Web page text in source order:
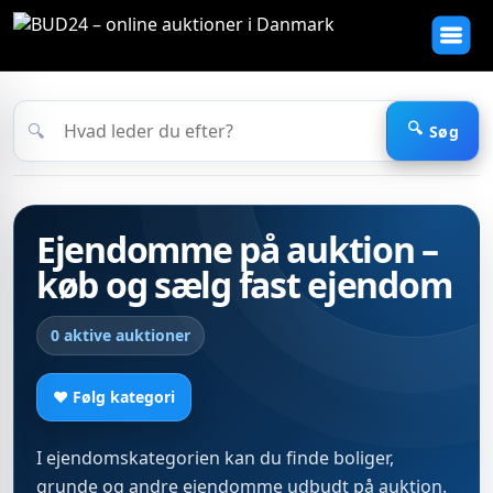
🔍 Søg
Ejendomme på auktion –
køb og sælg fast ejendom
0 aktive auktioner
♥ Følg kategori
I ejendomskategorien kan du finde boliger,
grunde og andre ejendomme udbudt på auktion.